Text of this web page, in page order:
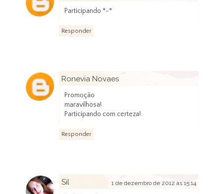
Participando *-*
Responder
Ronevia Novaes
Promoção
maravilhosa!
Participando com certeza!
Responder
Sil 1 de dezembro de 2012 às 15:14